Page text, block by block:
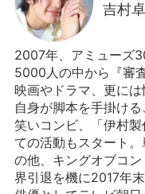
吉村
2007年、アミューズ
5000人の中から『審
映画やドラマ、更には
自身が脚本を手掛け
笑いコンビ、「伊村製
ての活動もスタート
の他、キングオブコ
界引退を機に2017年